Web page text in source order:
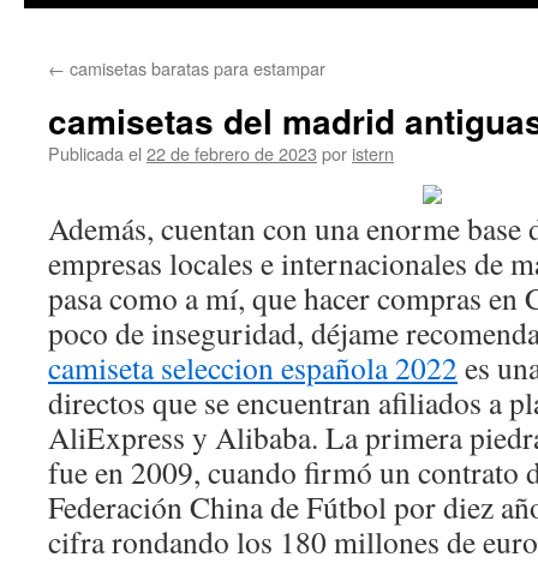
contenido
← camisetas baratas para estampar
camisetas del madrid
Publicada el 22 de febrero de 2023 por istern
Además, cuentan con una enorme
empresas locales e internacionales de
pasa como a mí, que hacer compras en
poco de inseguridad, déjame
camiseta seleccion española 2022 es
directos que se encuentran afiliados a
AliExpress y Alibaba. La primera
fue en 2009, cuando firmó un contrato
Federación China de Fútbol por diez
cifra rondando los 180 millones de